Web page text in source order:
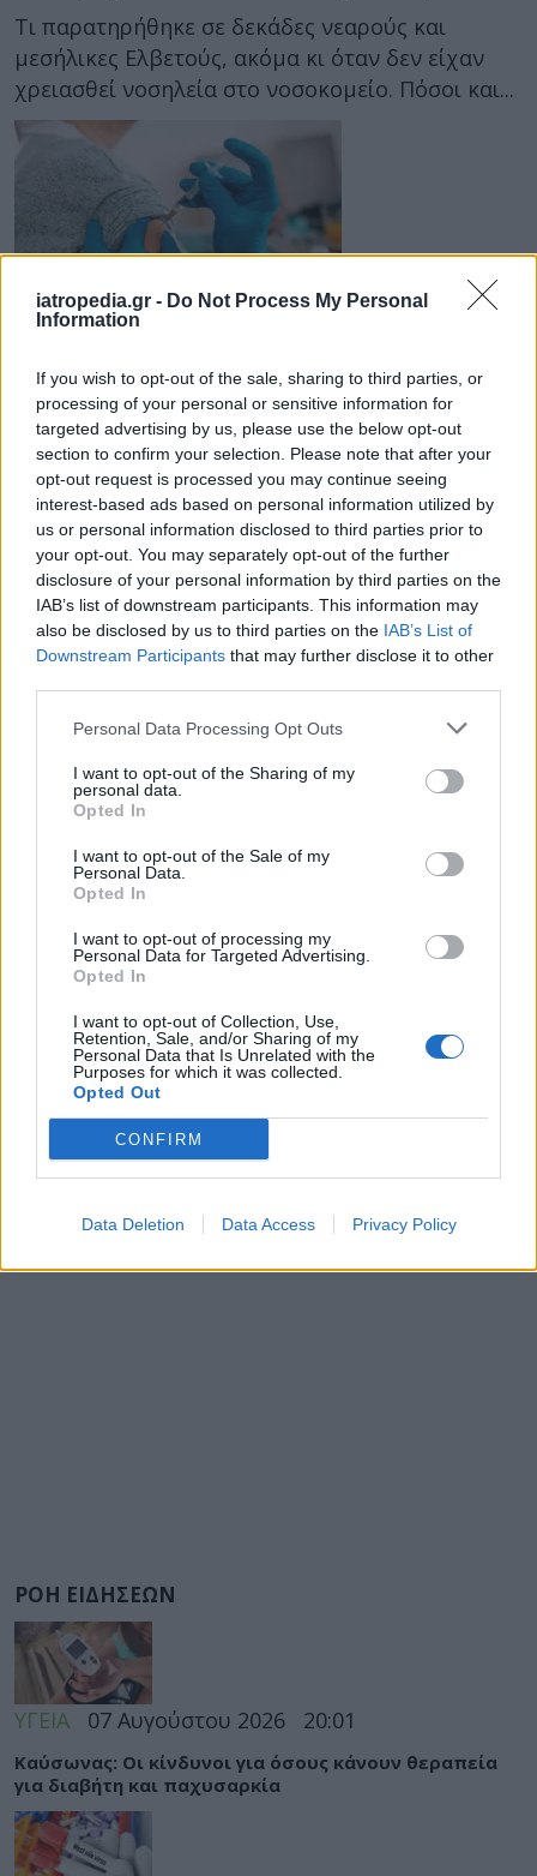
iatropedia.gr - Do Not Process My Personal
Information
If you wish to opt-out of the sale, sharing to third parties, or
processing of your personal or sensitive information for
targeted advertising by us, please use the below opt-out
section to confirm your selection. Please note that after your
opt-out request is processed you may continue seeing
interest-based ads based on personal information utilized by
us or personal information disclosed to third parties prior to
your opt-out. You may separately opt-out of the further
disclosure of your personal information by third parties on the
IAB’s list of downstream participants. This information may
also be disclosed by us to third parties on the IAB’s List of
Downstream Participants that may further disclose it to other
Personal Data Processing Opt Outs
I want to opt-out of the Sharing of my
personal data.
Opted In
I want to opt-out of the Sale of my
Personal Data.
Opted In
I want to opt-out of processing my
Personal Data for Targeted Advertising.
Opted In
I want to opt-out of Collection, Use,
Retention, Sale, and/or Sharing of my
Personal Data that Is Unrelated with the
Purposes for which it was collected.
Opted Out
CONFIRM
Data Deletion Data Access Privacy Policy
Τι παρατηρήθηκε σε δεκάδες νεαρούς και
μεσήλικες Ελβετούς, ακόμα κι όταν δεν είχαν
χρειασθεί νοσηλεία στο νοσοκομείο. Πόσοι και...
07 Ιουνίου 2021
Κορωνοϊός: Πως επηρεάζουν τα εμβόλια
τα άτομα με επίμονα συμπτώματα
Covid-19
Τι συνέβη σε ομάδα ατόμων με μακροχρόνια
συμπτώματα, όταν εμβολιάστηκαν 8 μήνες μετά
την αρχική λοίμωξη Covid-19. Τι συμπτώματα...
ΡΟΗ ΕΙΔΗΣΕΩΝ
ΥΓΕΙΑ 07 Αυγούστου 2026 20:01
Καύσωνας: Οι κίνδυνοι για όσους κάνουν θεραπεία
για διαβήτη και παχυσαρκία